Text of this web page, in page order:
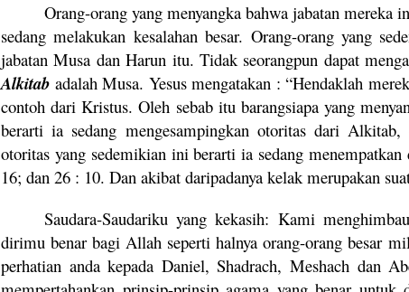
Orang-orang yang menyangka bahwa jabatan mereka
sedang melakukan kesalahan besar. Orang-orang yang
jabatan Musa dan Harun itu. Tidak seorangpun dapat
Alkitab adalah Musa. Yesus mengatakan : “Hendaklah
contoh dari Kristus. Oleh sebab itu barangsiapa yang
berarti ia sedang mengesampingkan otoritas dari
otoritas yang sedemikian ini berarti ia sedang
16; dan 26 : 10. Dan akibat daripadanya kelak merupakan
Saudara-Saudariku yang kekasih: Kami
dirimu benar bagi Allah seperti halnya orang-orang besar
perhatian anda kepada Daniel, Shadrach, Meshach dan